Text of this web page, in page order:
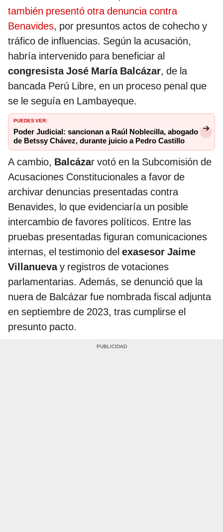
también presentó otra denuncia contra
Benavides, por presuntos actos de cohecho y
tráfico de influencias. Según la acusación,
habría intervenido para beneficiar al
congresista José María Balcázar, de la
bancada Perú Libre, en un proceso penal que
se le seguía en Lambayeque.
PUEDES VER:
Poder Judicial: sancionan a Raúl Noblecilla, abogado
de Betssy Chávez, durante juicio a Pedro Castillo
A cambio, Balcázar votó en la Subcomisión de
Acusaciones Constitucionales a favor de
archivar denuncias presentadas contra
Benavides, lo que evidenciaría un posible
intercambio de favores políticos. Entre las
pruebas presentadas figuran comunicaciones
internas, el testimonio del exasesor Jaime
Villanuevay registros de votaciones
parlamentarias. Además, se denunció que la
nuera de Balcázar fue nombrada fiscal adjunta
en septiembre de 2023, tras cumplirse el
presunto pacto.